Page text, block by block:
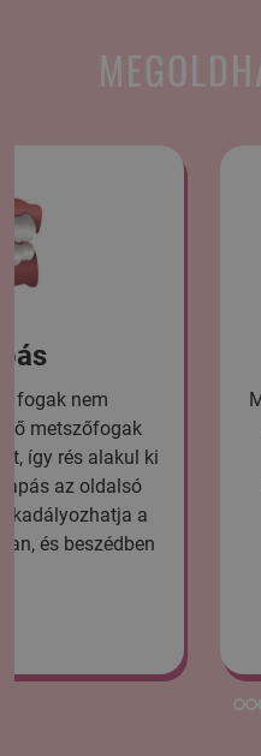
Mélyharapásnál a
jobban fedik az alsó
metszőfogak élei
szájpadláshoz, ami
irritációhoz
valamilyen fokú